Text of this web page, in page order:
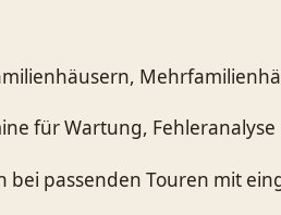
für Wartung,
bei passenden Touren mit